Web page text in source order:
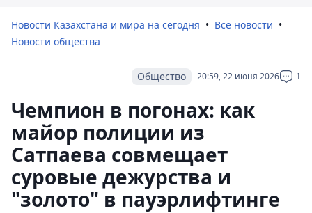
Новости Казахстана и мира на сегодня
Все новости
Новости общества
20:59, 22 июня 2026 1
Общество
Чемпион в погонах: как
майор полиции из
Сатпаева совмещает
суровые дежурства и
"золото" в пауэрлифтинге